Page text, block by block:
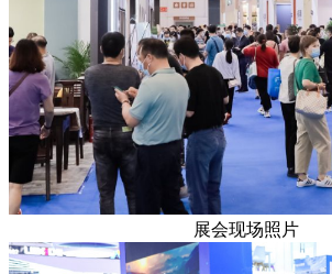
展会现场照片